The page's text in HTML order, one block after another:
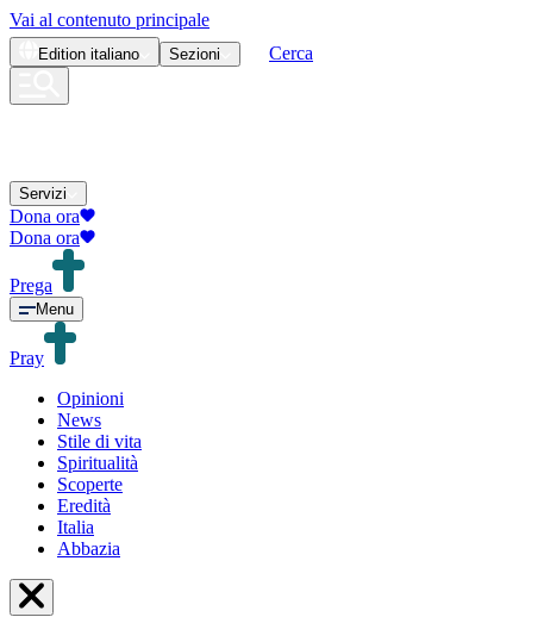
Vai al contenuto principale
Edition italiano Sezioni Cerca
Servizi
Dona ora
Dona ora
Prega
Menu
Pray
Opinioni
News
Stile di vita
Spiritualità
Scoperte
Eredità
Italia
Abbazia